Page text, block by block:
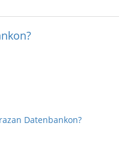
Datenbankon?